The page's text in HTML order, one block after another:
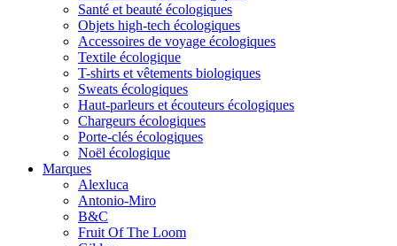
Santé et beauté écologiques
Objets high-tech écologiques
Accessoires de voyage écologiques
Textile écologique
T-shirts et vêtements biologiques
Sweats écologiques
Haut-parleurs et écouteurs écologiques
Chargeurs écologiques
Porte-clés écologiques
Noël écologique
Marques
Alexluca
Antonio-Miro
B&C
Fruit Of The Loom